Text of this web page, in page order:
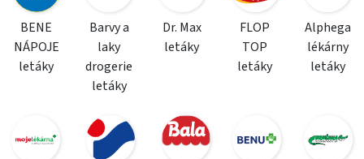
BENE
NÁPOJE
letáky
Barvy a
laky
drogerie
letáky
Dr. Max
letáky
FLOP
TOP
letáky
Alphega
lékárny
letáky